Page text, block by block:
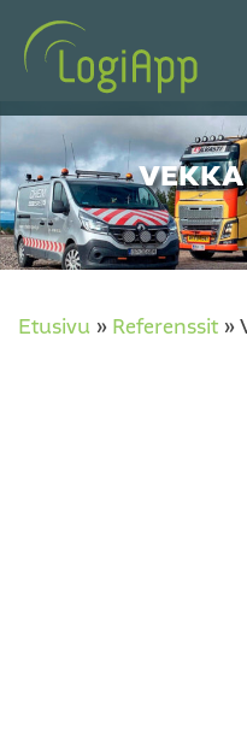
VEKKA
Etusivu » Referenssit »